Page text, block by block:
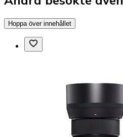
Hoppa över innehållet